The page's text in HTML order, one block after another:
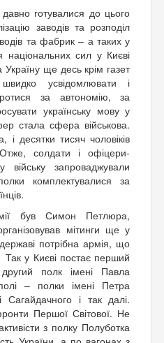
готувалися до цього
заводів та розподіл
та фабрик – а таких у
сил у Києві
ще десь крім газет
усвідомлювати і
за автономію, за
українську мову у
стала сфера військова.
десятки тисяч чоловіків
солдати і офіцери-
запроваджували
комплектувалися за
був Симон Петлюра,
мітинги ще у
потрібна армія, що
Так у Києві постає перший
полк імені Павла
– полки імені Петра
і так далі.
Першої Світової. Не
з полку Полуботка